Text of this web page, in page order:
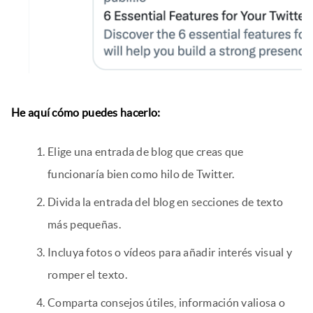
He aquí cómo puedes hacerlo:
Elige una entrada de blog que creas que
funcionaría bien como hilo de Twitter.
Divida la entrada del blog en secciones de texto
más pequeñas.
Incluya fotos o vídeos para añadir interés visual y
romper el texto.
Comparta consejos útiles, información valiosa o